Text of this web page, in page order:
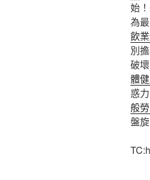
始
為
飲
別
破
體
惑
般
盤旋